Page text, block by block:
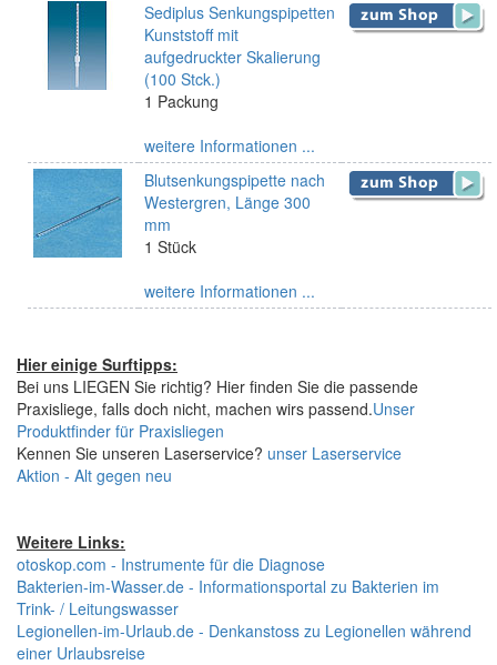
Sediplus Senkungspipetten
Kunststoff mit
aufgedruckter Skalierung
(100 Stck.)
1 Packung
weitere Informationen ...
Blutsenkungspipette nach
Westergren, Länge 300
mm
1 Stück
weitere Informationen ...
Hier einige Surftipps:
Bei uns LIEGEN Sie richtig? Hier finden Sie die passende
Praxisliege, falls doch nicht, machen wirs passend.Unser
Produktfinder für Praxisliegen
Kennen Sie unseren Laserservice? unser Laserservice
Aktion - Alt gegen neu
Weitere Links:
otoskop.com - Instrumente für die Diagnose
Bakterien-im-Wasser.de - Informationsportal zu Bakterien im
Trink- / Leitungswasser
Legionellen-im-Urlaub.de - Denkanstoss zu Legionellen während
einer Urlaubsreise